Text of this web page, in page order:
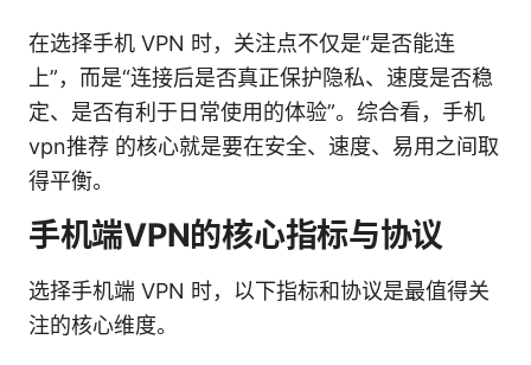
在选择手机 VPN 时，关注点不仅是“是否能连
上”，而是“连接后是否真正保护隐私、速度是否稳
定、是否有利于日常使用的体验”。综合看，手机
vpn推荐 的核心就是要在安全、速度、易用之间取
得平衡。
手机端VPN的核心指标与协议
选择手机端 VPN 时，以下指标和协议是最值得关
注的核心维度。